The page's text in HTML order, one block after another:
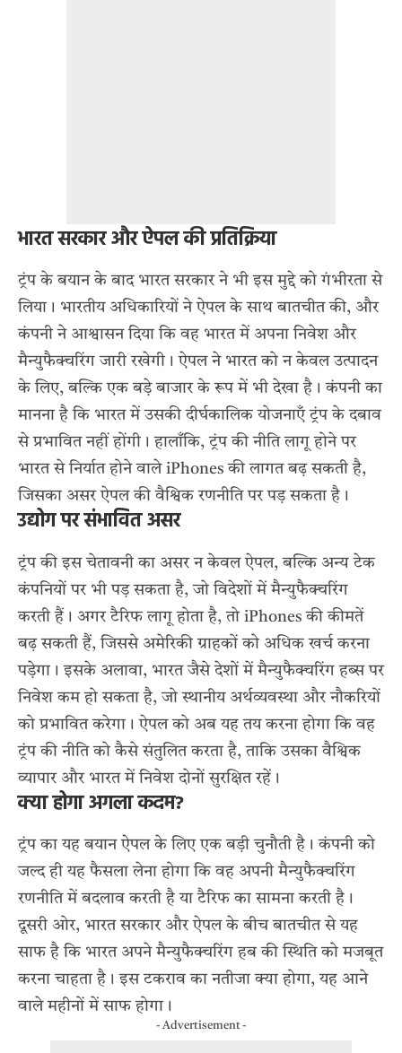
भारत सरकार और ऐपल की प्रतिक्रिया
ट्रंप के बयान के बाद भारत सरकार ने भी इस मुद्दे को गंभीरता से
लिया। भारतीय अधिकारियों ने ऐपल के साथ बातचीत की, और
कंपनी ने आश्वासन दिया कि वह भारत में अपना निवेश और
मैन्युफैक्चरिंग जारी रखेगी। ऐपल ने भारत को न केवल उत्पादन
के लिए, बल्कि एक बड़े बाजार के रूप में भी देखा है। कंपनी का
मानना है कि भारत में उसकी दीर्घकालिक योजनाएँ ट्रंप के दबाव
से प्रभावित नहीं होंगी। हालाँकि, ट्रंप की नीति लागू होने पर
भारत से निर्यात होने वाले iPhones की लागत बढ़ सकती है,
जिसका असर ऐपल की वैश्विक रणनीति पर पड़ सकता है।
उद्योग पर संभावित असर
ट्रंप की इस चेतावनी का असर न केवल ऐपल, बल्कि अन्य टेक
कंपनियों पर भी पड़ सकता है, जो विदेशों में मैन्युफैक्चरिंग
करती हैं। अगर टैरिफ लागू होता है, तो iPhones की कीमतें
बढ़ सकती हैं, जिससे अमेरिकी ग्राहकों को अधिक खर्च करना
पड़ेगा। इसके अलावा, भारत जैसे देशों में मैन्युफैक्चरिंग हब्स पर
निवेश कम हो सकता है, जो स्थानीय अर्थव्यवस्था और नौकरियों
को प्रभावित करेगा। ऐपल को अब यह तय करना होगा कि वह
ट्रंप की नीति को कैसे संतुलित करता है, ताकि उसका वैश्विक
व्यापार और भारत में निवेश दोनों सुरक्षित रहें।
क्या होगा अगला कदम?
ट्रंप का यह बयान ऐपल के लिए एक बड़ी चुनौती है। कंपनी को
जल्द ही यह फैसला लेना होगा कि वह अपनी मैन्युफैक्चरिंग
रणनीति में बदलाव करती है या टैरिफ का सामना करती है।
दूसरी ओर, भारत सरकार और ऐपल के बीच बातचीत से यह
साफ है कि भारत अपने मैन्युफैक्चरिंग हब की स्थिति को मजबूत
करना चाहता है। इस टकराव का नतीजा क्या होगा, यह आने
वाले महीनों में साफ होगा।
- Advertisement -